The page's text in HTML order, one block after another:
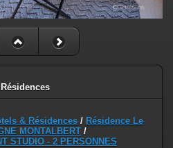
& Résidences / Résidence Le
MONTALBERT /
STUDIO - 2 PERSONNES